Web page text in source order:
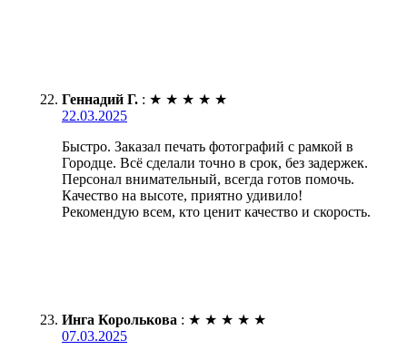
Геннадий Г. : ★ ★ ★ ★ ★
22.03.2025
Быстро. Заказал печать фотографий с рамкой в
Городце. Всё сделали точно в срок, без задержек.
Персонал внимательный, всегда готов помочь.
Качество на высоте, приятно удивило!
Рекомендую всем, кто ценит качество и скорость.
Инга Королькова : ★ ★ ★ ★ ★
07.03.2025